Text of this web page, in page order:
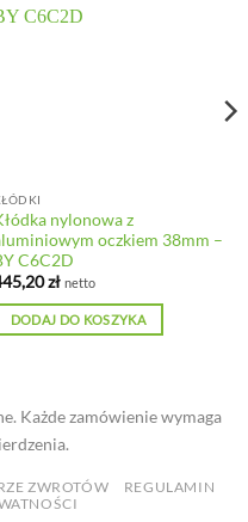
nylonowa z
oczkiem 38mm –
C6C2D
zł netto
DODAJ DO KOSZYKA
Każde zamówienie wymaga
ZWROTÓW
REGULAMIN